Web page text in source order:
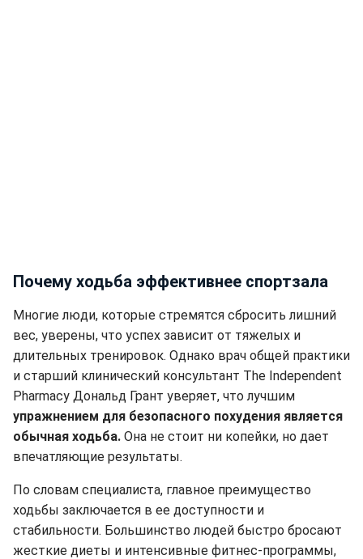
Почему ходьба эффективнее спортзала
Многие люди, которые стремятся сбросить лишний
вес, уверены, что успех зависит от тяжелых и
длительных тренировок. Однако врач общей практики
и старший клинический консультант The Independent
Pharmacy Дональд Грант уверяет, что лучшим
упражнением для безопасного похудения является
обычная ходьба. Она не стоит ни копейки, но дает
впечатляющие результаты.
По словам специалиста, главное преимущество
ходьбы заключается в ее доступности и
стабильности. Большинство людей быстро бросают
жесткие диеты и интенсивные фитнес-программы,